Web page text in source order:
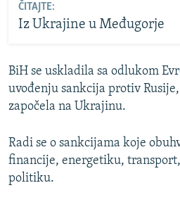
ČITAJTE:
Iz Ukrajine u Međugorje
BiH se uskladila sa odlukom
uvođenju sankcija protiv
započela na Ukrajinu.
Radi se o sankcijama koje
financije, energetiku,
politiku.